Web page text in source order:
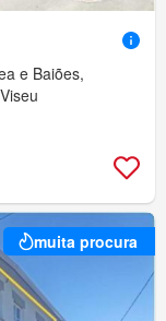
e Baiões,
muita procura